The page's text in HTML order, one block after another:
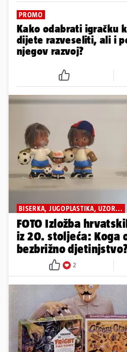
PROMO
Kako odabrati igračku
dijete razveseliti, ali i
njegov razvoj?
BISERKA, JUGOPLASTIKA, UZOR...
FOTO Izložba
iz 20. stoljeća: Koga
bezbrižno
2